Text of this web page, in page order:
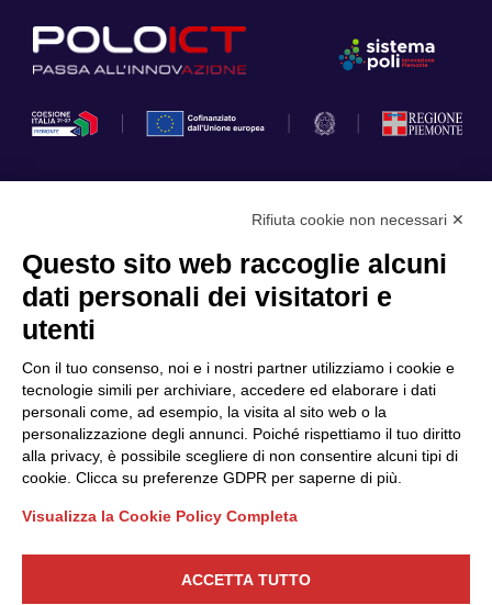
Cookie Policy
Scopri il Polo
Partner
Finanziamenti e bandi
Internazionalizzazione
News & Eventi
Privacy
Seguici
CONTATTACI
Rifiuta cookie non necessari ✕
Questo sito web raccoglie alcuni
dati personali dei visitatori e
utenti
Con il tuo consenso, noi e i nostri partner utilizziamo i cookie e
tecnologie simili per archiviare, accedere ed elaborare i dati
personali come, ad esempio, la visita al sito web o la
personalizzazione degli annunci. Poiché rispettiamo il tuo diritto
alla privacy, è possibile scegliere di non consentire alcuni tipi di
cookie. Clicca su preferenze GDPR per saperne di più.
Visualizza la Cookie Policy Completa
ACCETTA TUTTO